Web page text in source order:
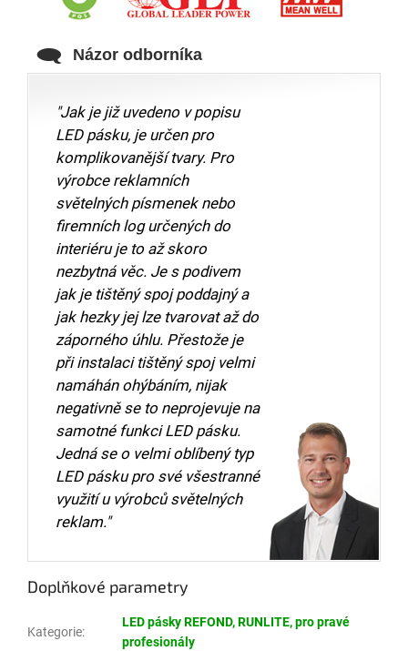
Názor odborníka
"Jak je již uvedeno v popisu
LED pásku, je určen pro
komplikovanější tvary. Pro
výrobce reklamních
světelných písmenek nebo
firemních log určených do
interiéru je to až skoro
nezbytná věc. Je s podivem
jak je tištěný spoj poddajný a
jak hezky jej lze tvarovat až do
záporného úhlu. Přestože je
při instalaci tištěný spoj velmi
namáhán ohýbáním, nijak
negativně se to neprojevuje na
samotné funkci LED pásku.
Jedná se o velmi oblíbený typ
LED pásku pro své všestranné
využití u výrobců světelných
reklam."
Doplňkové parametry
Kategorie:
LED pásky REFOND, RUNLITE, pro pravé
profesionály